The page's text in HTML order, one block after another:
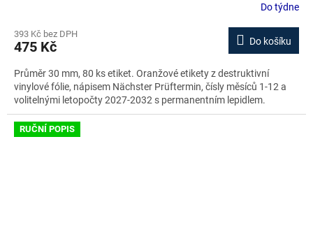
Do týdne
393 Kč bez DPH
475 Kč Do košíku
Průměr 30 mm, 80 ks etiket. Oranžové etikety z destruktivní
vinylové fólie, nápisem Nächster Prüftermin, čísly měsíců 1-12 a
volitelnými letopočty 2027-2032 s permanentním lepidlem.
RUČNÍ POPIS